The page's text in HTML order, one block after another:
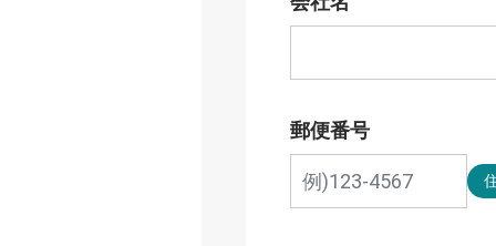
郵便番号